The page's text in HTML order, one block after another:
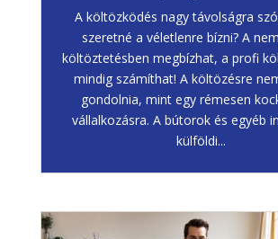
A költözködés nagy távolságra
szeretné a véletlenre bízni? A
költöztetésben megbízhat, a profi
mindig számíthat! A költözésre
gondolnia, mint egy rémesen
vállalkozásra. A bútorok és egyéb
külföldi...